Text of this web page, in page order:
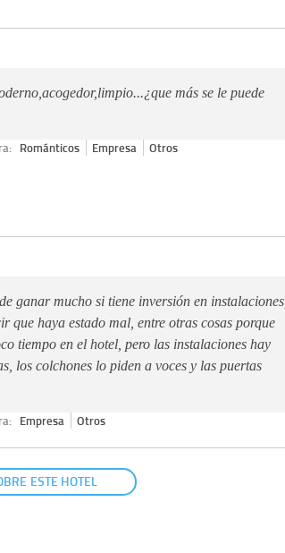
más se le puede
Románticos Empresa Otros
ganar mucho si tiene inversión en instalaciones,
que haya estado mal, entre otras cosas porque
tiempo en el hotel, pero las instalaciones hay
los colchones lo piden a voces y las puertas
Empresa Otros
ESTE HOTEL